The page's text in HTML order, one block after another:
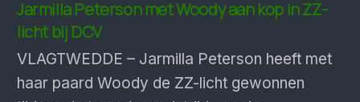
Jarmilla Peterson met Woody aan kop in ZZ-
licht bij DCV
VLAGTWEDDE – Jarmilla Peterson heeft met
haar paard Woody de ZZ-licht gewonnen